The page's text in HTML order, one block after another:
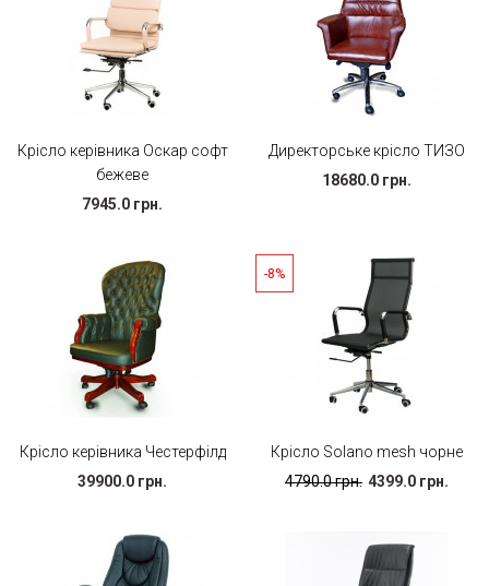
Крісло керівника Оскар софт
бежеве
7945.0 грн.
Директорське крісло ТИЗО
18680.0 грн.
Крісло керівника Честерфілд
39900.0 грн.
-8%
Крісло Solano mesh чорне
4790.0 грн. 4399.0 грн.